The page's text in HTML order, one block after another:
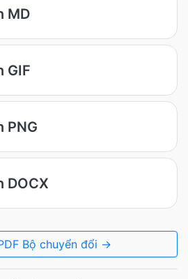
MD
GIF
PNG
DOCX
Bộ chuyển đổi →